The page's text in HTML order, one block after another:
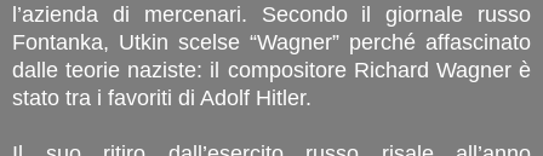
l’azienda di mercenari. Secondo il giornale russo
Fontanka, Utkin scelse “Wagner” perché affascinato
dalle teorie naziste: il compositore Richard Wagner è
stato tra i favoriti di Adolf Hitler.